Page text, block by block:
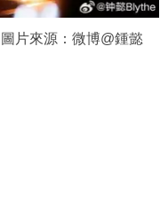
片來源：微博@鍾懿